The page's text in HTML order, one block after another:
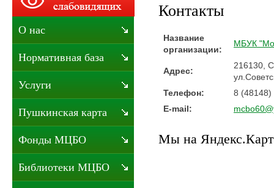
Контакты
Название
организации:
МБУК
Адрес:
216130,
Телефон:
8 (48148)
E-mail:
Мы на
О нас
Нормативная база
Услуги
Пушкинская карта
Фонды МЦБО
Библиотеки МЦБО